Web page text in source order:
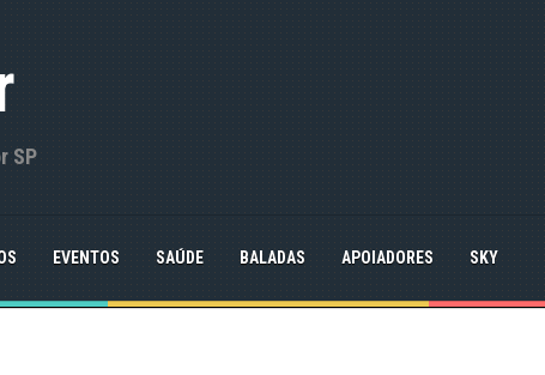
SP
EVENTOS SAÚDE BALADAS APOIADORES SKY